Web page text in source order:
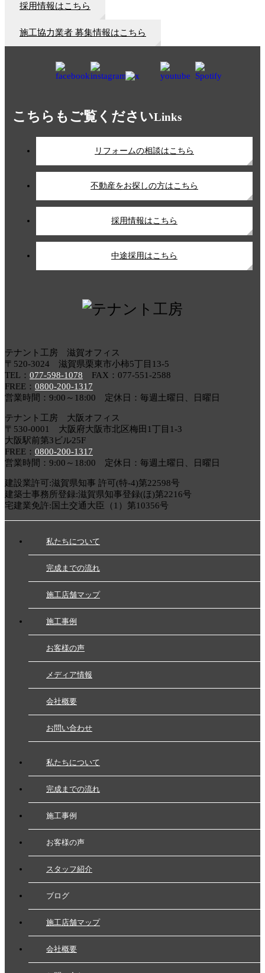
採用情報はこちら
施工協力業者 募集情報はこちら
こちらもご覧くださいLinks
リフォームの相談はこちら
不動産をお探しの方はこちら
採用情報はこちら
中途採用はこちら
テナント工房 滋賀オフィス
〒520-3024 滋賀県栗東市小柿5丁目13-5
TEL： 077-598-1078 FAX：077-551-2588
FREE： 0800-200-1317
営業時間：9:00～18:00 定休日：毎週土曜日、日曜日
テナント工房 大阪オフィス
〒530-0001 大阪府大阪市北区梅田1丁目1-3
大阪駅前第3ビル25F
FREE： 0800-200-1317
営業時間：9:00～18:00 定休日：毎週土曜日、日曜日
建設業許可:滋賀県知事 許可(特-4)第22598号
建築士事務所登録:滋賀県知事登録(ほ)第2216号
宅建業免許:国土交通大臣（1）第10356号
私たちについて
完成までの流れ
施工店舗マップ
施工事例
お客様の声
メディア情報
会社概要
お問い合わせ
私たちについて
完成までの流れ
施工事例
お客様の声
スタッフ紹介
ブログ
施工店舗マップ
会社概要